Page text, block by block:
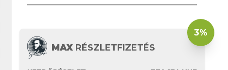
3%
MAXRÉSZLETFIZETÉS